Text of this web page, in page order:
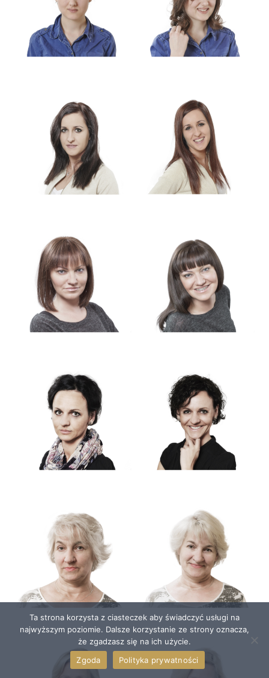
Ta strona korzysta z ciasteczek aby świadczyć usługi na
najwyższym poziomie. Dalsze korzystanie ze strony oznacza,
że zgadzasz się na ich użycie.
Zgoda
Polityka prywatności